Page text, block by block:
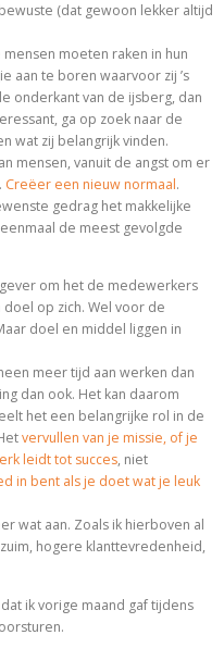
(dat gewoon lekker altijd
moeten raken in hun
aan te boren waarvoor zij ’s
onderkant van de ijsberg, dan
ga op zoek naar de
wat zij belangrijk vinden.
mensen, vanuit de angst om er
Creëer een nieuw normaal.
gedrag het makkelijke
de meest gevolgde
om het de medewerkers
doel op zich. Wel voor de
doel en middel liggen in
meer tijd aan werken dan
dan ook. Het kan daarom
het een belangrijke rol in de
vervullen van je missie, of je
leidt tot succes, niet
in bent als je doet wat je leuk
wat aan. Zoals ik hierboven al
hogere klanttevredenheid,
ik vorige maand gaf tijdens